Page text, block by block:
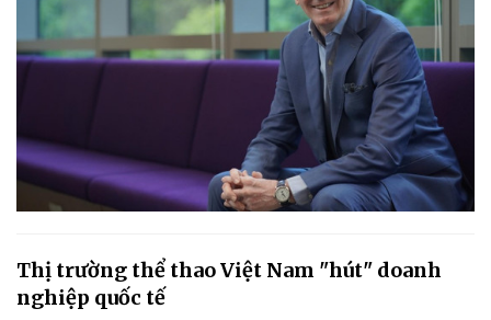
Thị trường thể thao Việt Nam "hút" doanh
nghiệp quốc tế